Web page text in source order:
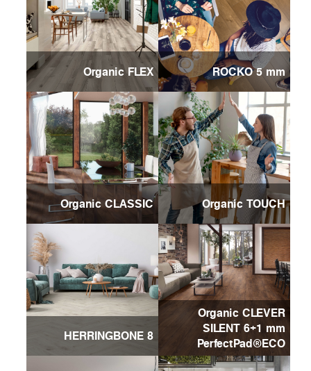
ROCKO 5 mm
Organic FLEX
Organic TOUCH
Organic CLASSIC
Organic CLEVER
SILENT 6+1 mm
PerfectPad®ECO
HERRINGBONE 8